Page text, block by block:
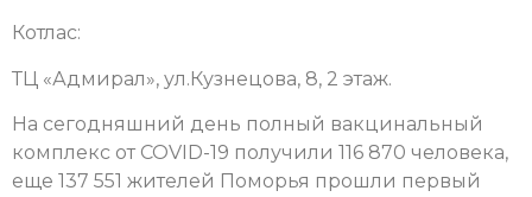
Котлас:
ТЦ «Адмирал», ул.Кузнецова, 8, 2 этаж.
На сегодняшний день полный вакцинальный
комплекс от COVID-19 получили 116 870 человека,
еще 137 551 жителей Поморья прошли первый